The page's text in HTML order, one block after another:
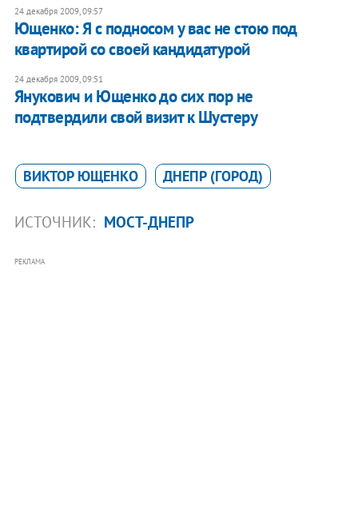
24 декабря 2009, 09:57
Ющенко: Я с подносом у вас не стою под
квартирой со своей кандидатурой
24 декабря 2009, 09:51
Янукович и Ющенко до сих пор не
подтвердили свой визит к Шустеру
ВИКТОР ЮЩЕНКО ДНЕПР (ГОРОД)
ИСТОЧНИК: МОСТ-ДНЕПР
РЕКЛАМА